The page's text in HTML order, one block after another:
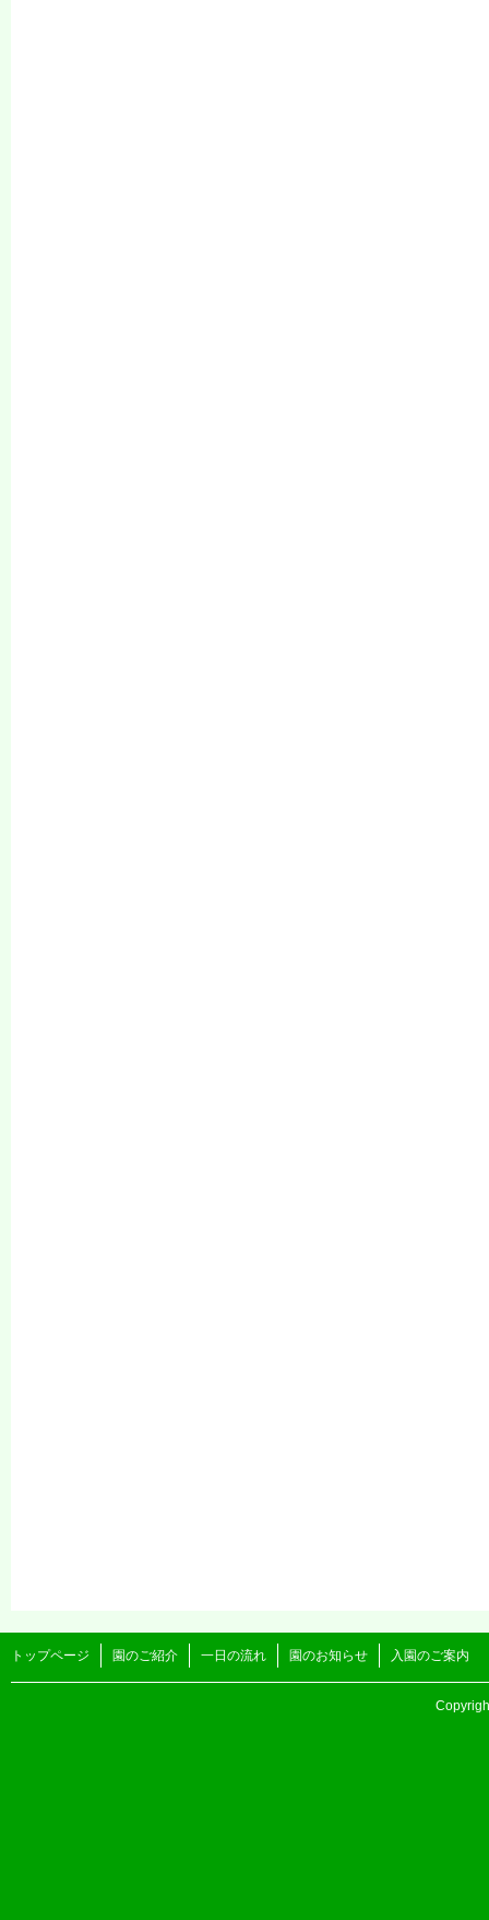
トップページ 園のご紹介 一日の流れ 園のお知らせ 入園のご案内